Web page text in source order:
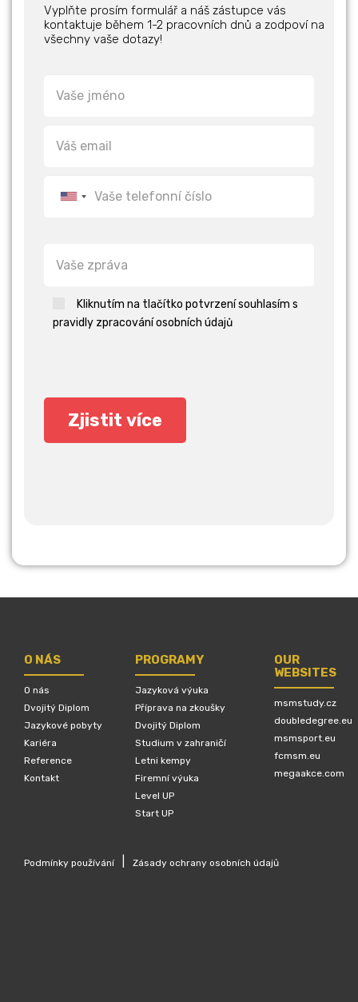
Vyplňte prosím formulář a náš zástupce vás
kontaktuje během 1-2 pracovních dnů a zodpoví na
všechny vaše dotazy!
Kliknutím na tlačítko potvrzení souhlasím s
pravidly zpracování osobních údajů
O NÁS
O nás
Dvojitý Diplom
Jazykové pobyty
Kariéra
Reference
Kontakt
PROGRAMY
Jazyková výuka
Příprava na zkoušky
Dvojitý Diplom
Studium v zahraničí
Letni kempy
Firemní výuka
Level UP
Start UP
OUR
WEBSITES
msmstudy.cz
doubledegree.eu
msmsport.eu
fcmsm.eu
megaakce.com
Podmínky používání Zásady ochrany osobních údajů